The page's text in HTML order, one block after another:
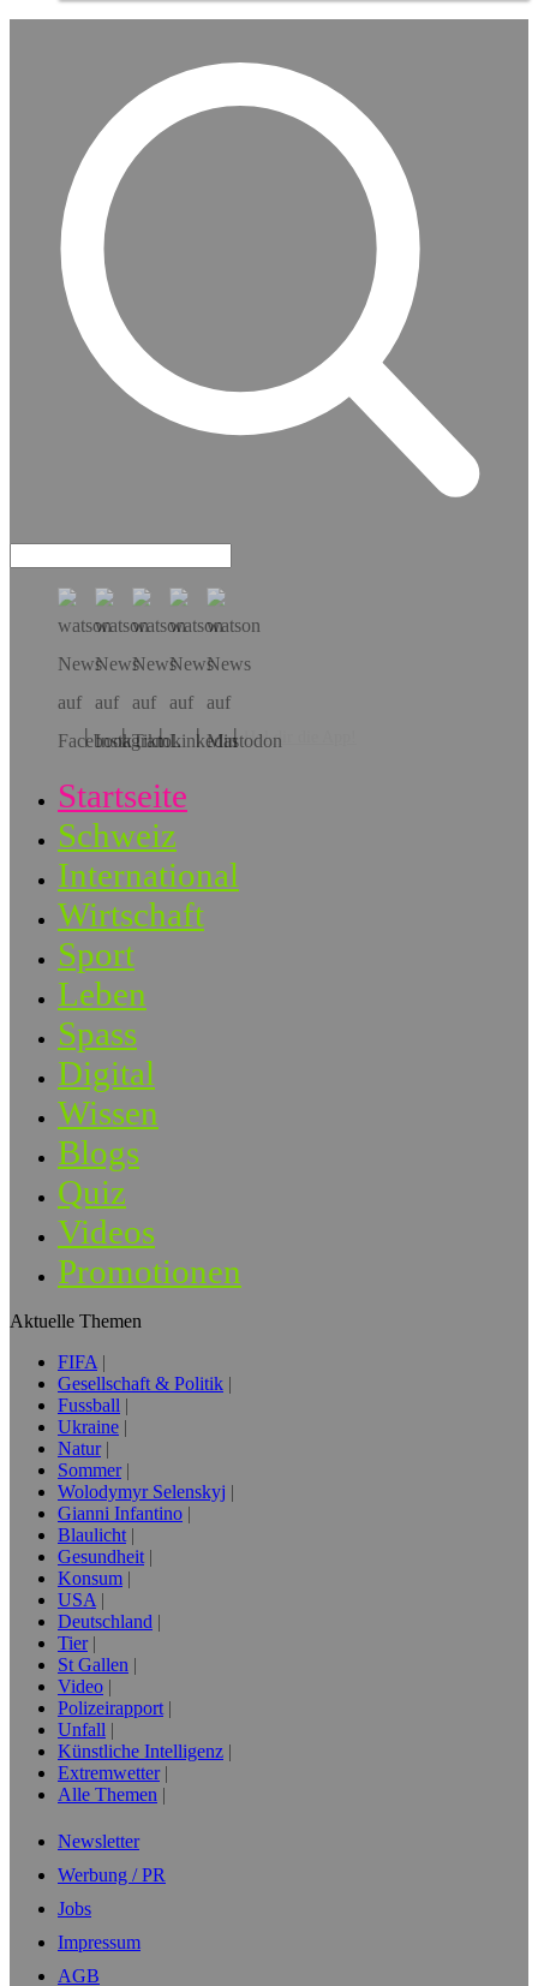
Hol dir die App!
Startseite
Schweiz
International
Wirtschaft
Sport
Leben
Spass
Digital
Wissen
Blogs
Quiz
Videos
Promotionen
Aktuelle Themen
FIFA
Gesellschaft & Politik
Fussball
Ukraine
Natur
Sommer
Wolodymyr Selenskyj
Gianni Infantino
Blaulicht
Gesundheit
Konsum
USA
Deutschland
Tier
St Gallen
Video
Polizeirapport
Unfall
Künstliche Intelligenz
Extremwetter
Alle Themen
Newsletter
Werbung / PR
Jobs
Impressum
AGB